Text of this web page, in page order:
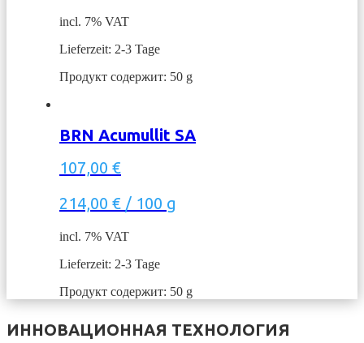
incl. 7% VAT
Lieferzeit: 2-3 Tage
Продукт содержит: 50 g
BRN Acumullit SA
107,00 €
214,00 € / 100 g
incl. 7% VAT
Lieferzeit: 2-3 Tage
Продукт содержит: 50 g
ИННОВАЦИОННАЯ ТЕХНОЛОГИЯ